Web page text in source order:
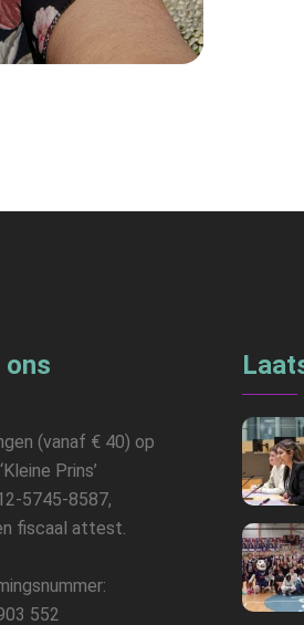
ons
(vanaf € 40) op
Prins’
5745-8587,
fiscaal attest.
552